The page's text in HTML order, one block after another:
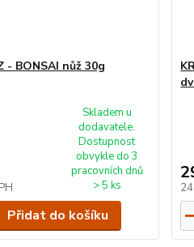
- BONSAI nůž 30g
Skladem u
dodavatele.
Dostupnost
obvykle do 3
pracovních dnů
> 5 ks
Přidat do košíku